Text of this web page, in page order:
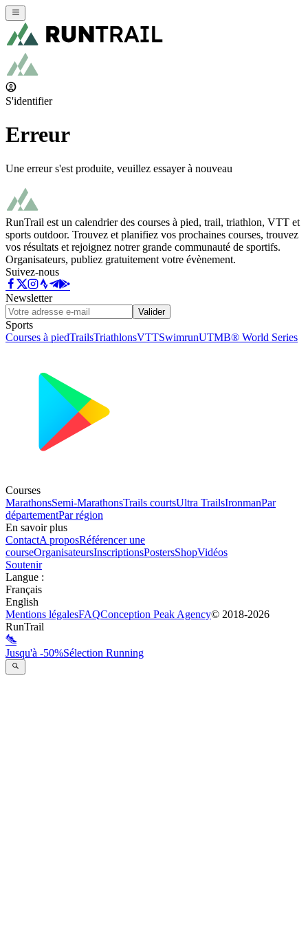
S'identifier
Erreur
Une erreur s'est produite, veuillez essayer à nouveau
RunTrail est un calendrier des courses à pied, trail, triathlon, VTT et
sports outdoor. Trouvez et planifiez vos prochaines courses, trouvez
vos résultats et rejoignez notrer grande communauté de sportifs.
Organisateurs, publiez gratuitement votre évènement.
Suivez-nous
Newsletter
Valider
Sports
Courses à piedTrailsTriathlonsVTTSwimrunUTMB® World Series
Courses
MarathonsSemi-MarathonsTrails courtsUltra TrailsIronmanPar
départementPar région
En savoir plus
ContactA proposRéférencer une
courseOrganisateursInscriptionsPostersShopVidéos
Soutenir
Langue :
Français
English
Mentions légalesFAQConception Peak Agency© 2018-2026
RunTrail
Jusqu'à -50%Sélection Running